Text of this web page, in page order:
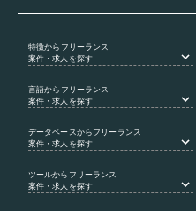
特徴からフリーランス
案件・求人を探す
言語からフリーランス
案件・求人を探す
データベース からフリーランス
案件・求人を探す
ツールからフリーランス
案件・求人を探す